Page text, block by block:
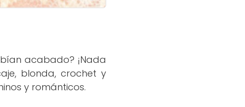
acabado? ¡Nada
blonda, crochet y
y románticos.